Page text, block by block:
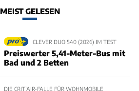
MEIST GELESEN
CLEVER DUO 540 (2026) IM TEST
Preiswerter 5,41-Meter-Bus mit
Bad und 2 Betten
DIE CRIT’AIR-FALLE FÜR WOHNMOBILE